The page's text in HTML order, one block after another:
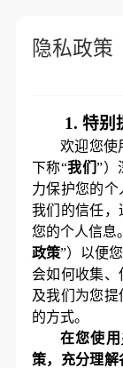
隐私政策
1.特别
欢迎您使
下称“我们”）
力保护您的
我们的信任，
您的个人信息
政策”）以便
会如何收集
及我们为您
的方式。
在您使用
策，充分理解